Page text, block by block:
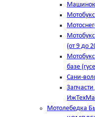
(от 9 до
базе
Сани-
Мотолебедка